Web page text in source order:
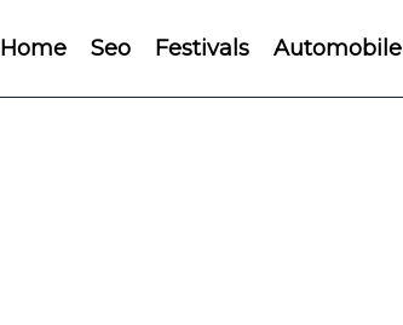
Home Seo Festivals Automobile